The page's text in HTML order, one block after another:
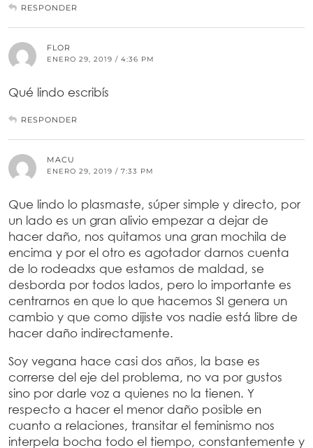
RESPONDER
FLOR
ENERO 29, 2019 / 4:36 PM
Qué lindo escribís
RESPONDER
MACU
ENERO 29, 2019 / 7:33 PM
Que lindo lo plasmaste, súper simple y directo, por
un lado es un gran alivio empezar a dejar de
hacer daño, nos quitamos una gran mochila de
encima y por el otro es agotador darnos cuenta
de lo rodeadxs que estamos de maldad, se
desborda por todos lados, pero lo importante es
centrarnos en que lo que hacemos SI genera un
cambio y que como dijiste vos nadie está libre de
hacer daño indirectamente.
Soy vegana hace casi dos años, la base es
correrse del eje del problema, no va por gustos
sino por darle voz a quienes no la tienen. Y
respecto a hacer el menor daño posible en
cuanto a relaciones, transitar el feminismo nos
interpela bocha todo el tiempo, constantemente y